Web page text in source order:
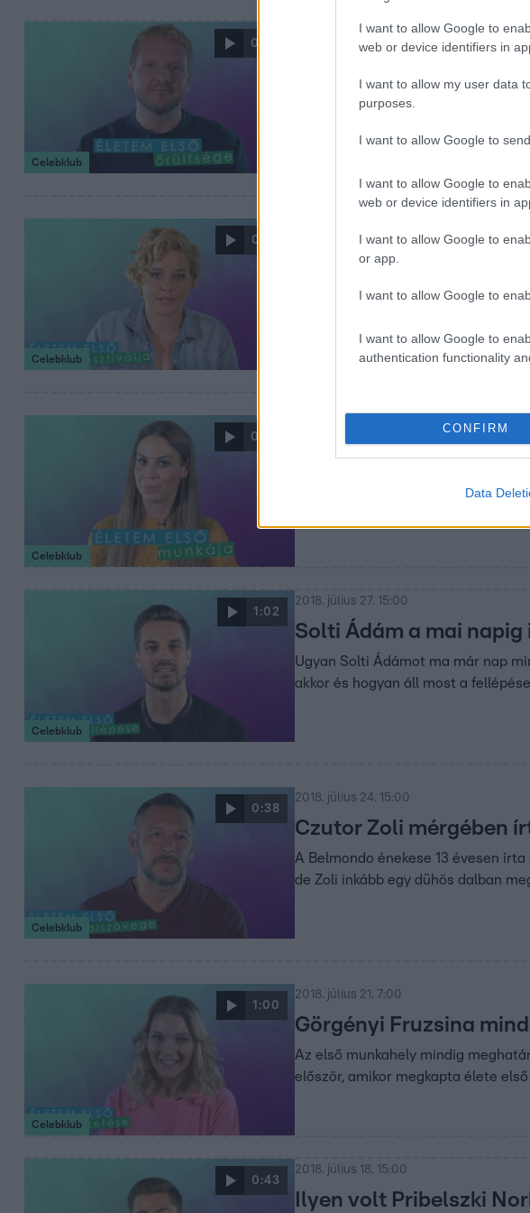
I want to allow Google to
web or device identifiers in
I want to allow my user data
purposes.
I want to allow Google to
I want to allow Google to
web or device identifiers in
I want to allow Google to
or app.
I want to allow Google to
I want to allow Google to
authentication functionality
CONFIRM
Data
0:40
Celebklub
2018. augusztus 5. 15:00
Mi lehetett Márk legelső őrültsége
menyasszonynak akar öltözni
0:35
Celebklub
Így nem ment el
Rozina már nagyon vágyott volna
0:40
Celebklub
Kovács Dóri anyukája
Ha egy anyuka elhatározza, hogy
1:02
Celebklub
2018. július 27. 15:00
Solti Ádám a mai
Ugyan Solti Ádámot ma már nap
akkor és hogyan áll most a
0:38
Celebklub
2018. július 24. 15:00
Czutor Zoli mérgében
A Belmondo énekese 13 évesen
de Zoli inkább egy dühös dalban
1:00
Celebklub
2018. július 21. 7:00
Görgényi Fruzsina
Az első munkahely mindig
először, amikor megkapta élete
0:43
2018. július 18. 15:00
Ilyen volt Pribelszki